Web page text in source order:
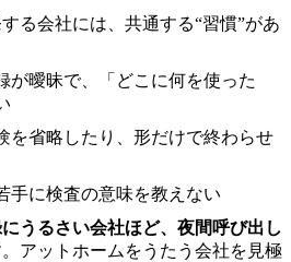
る会社には、共通する“習慣”があ
が曖昧で、「どこに何を使った
を省略したり、形だけで終わらせ
手に検査の意味を教えない
うるさい会社ほど、夜間呼び出し
アットホームをうたう会社を見極